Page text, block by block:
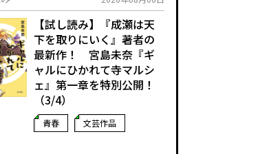
【試し読み】『成瀬は天
下を取りにいく』著者の
最新作！ 宮島未奈『ギ
ャルにひかれて寺マルシ
ェ』第一章を特別公開！
（3/4）
青春 文芸作品